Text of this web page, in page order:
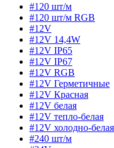
#120 шт/м
#120 шт/м RGB
#12V
#12V 14,4W
#12V IP65
#12V IP67
#12V RGB
#12V Герметичные
#12V Красная
#12V белая
#12V тепло-белая
#12V холодно-белая
#240 шт/м